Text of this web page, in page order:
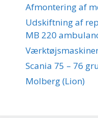
Afmontering af
Udskiftning af
MB 220
Scania 75 – 76
Molberg (Lion)